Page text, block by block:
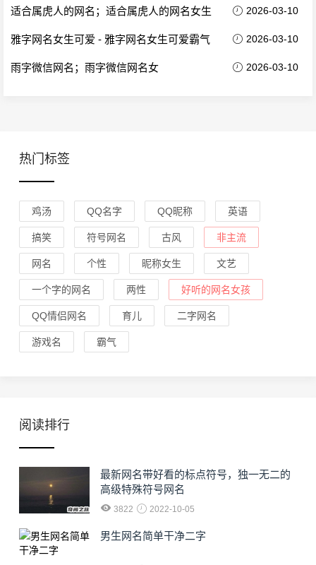
适合属虎人的网名；适合属虎人的网名女生 2026-03-10
雅字网名女生可爱 - 雅字网名女生可爱霸气 2026-03-10
雨字微信网名；雨字微信网名女 2026-03-10
热门标签
鸡汤 QQ名字 QQ昵称 英语
搞笑 符号网名 古风 非主流
网名 个性 昵称女生 文艺
一个字的网名 两性 好听的网名女孩
QQ情侣网名 育儿 二字网名
游戏名 霸气
阅读排行
最新网名带好看的标点符号，独一无二的
高级特殊符号网名
3822 2022-10-05
男生网名简单干净二字